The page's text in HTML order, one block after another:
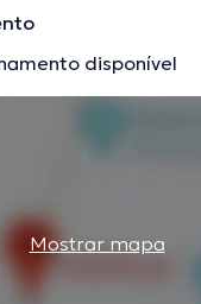
artigos. Inglês
disponível
Mostrar mapa